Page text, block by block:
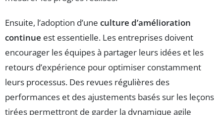
Ensuite, l’adoption d’une culture d’amélioration
continue est essentielle. Les entreprises doivent
encourager les équipes à partager leurs idées et les
retours d’expérience pour optimiser constamment
leurs processus. Des revues régulières des
performances et des ajustements basés sur les leçons
tirées permettront de garder la dynamique agile